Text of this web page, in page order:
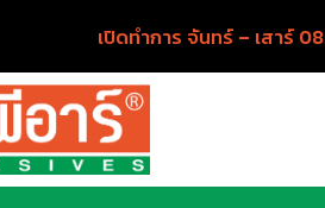
เปิดทำการ จันทร์ – เสาร์